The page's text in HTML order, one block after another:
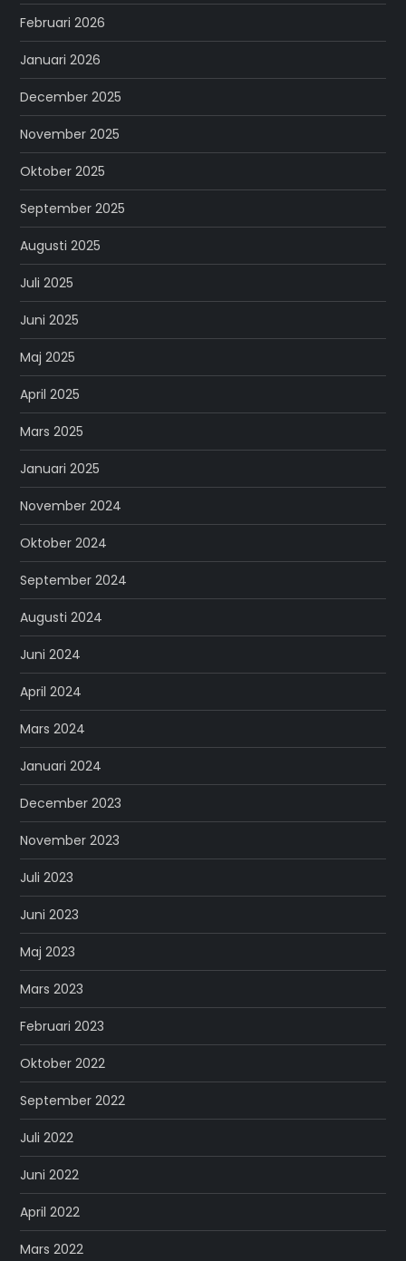
Februari 2026
Januari 2026
December 2025
November 2025
Oktober 2025
September 2025
Augusti 2025
Juli 2025
Juni 2025
Maj 2025
April 2025
Mars 2025
Januari 2025
November 2024
Oktober 2024
September 2024
Augusti 2024
Juni 2024
April 2024
Mars 2024
Januari 2024
December 2023
November 2023
Juli 2023
Juni 2023
Maj 2023
Mars 2023
Februari 2023
Oktober 2022
September 2022
Juli 2022
Juni 2022
April 2022
Mars 2022